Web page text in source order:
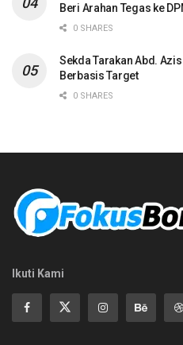
Beri Arahan Tegas ke
0 SHARES
Sekda Tarakan Abd.
Berbasis Target
0 SHARES
Ikuti Kami